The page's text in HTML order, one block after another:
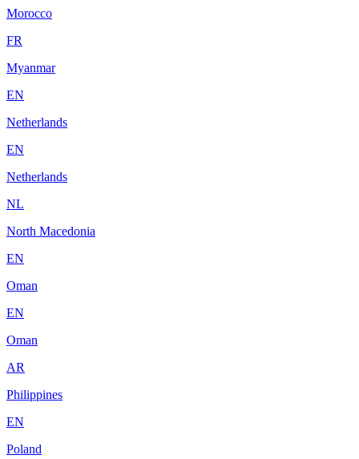
Morocco
FR
Myanmar
EN
Netherlands
EN
Netherlands
NL
North Macedonia
EN
Oman
EN
Oman
AR
Philippines
EN
Poland